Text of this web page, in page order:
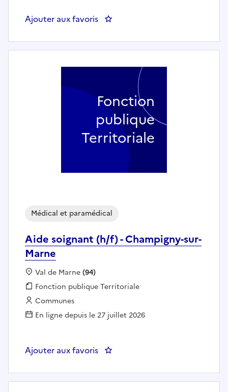
Ajouter aux favoris : Médecin généraliste (h/f) -
Aide soignant (h/f) - Champigny-sur-
Marne
Médical et paramédical
Localisation :
Val de Marne(94)
Fonction publique :
Fonction publique Territoriale
Employeur :
Communes
En ligne depuis le 27 juillet 2026
Ajouter aux favoris : Aide soignant (h/f) -
Fonction
publique
Territoriale